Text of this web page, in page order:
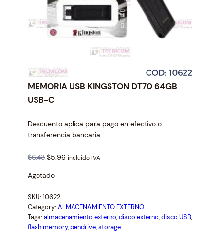
MEMORIA USB KINGSTON DT70 64GB
USB-C
Descuento aplica para pago en efectivo o
transferencia bancaria
$6.43 O
i
i
n
a
$5.96 C
n
t
incluido IVA
Agotado
SKU: 10622
Category: ALMACENAMIENTO EXTERNO
Tags: almacenamiento externo, disco externo, disco USB
flash memory, pendrive, storage